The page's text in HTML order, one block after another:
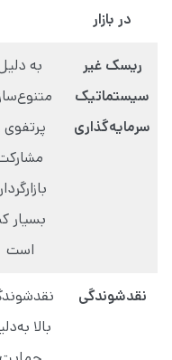
در بازار
ریسک غیر
سیستماتیک
سرمایه‌گذاری
به
پرتفوی
بسیار
است
نقدشوندگی
بالا